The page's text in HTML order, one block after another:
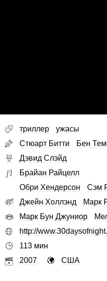
триллер
ужасы
Стюарт Битти
Бен
Дэвид Слэйд
Брайан Райцелл
Обри Хендерсон
Сэм
Джейн Холлэнд
Марк
Марк Бун Джуниор
http://
113 мин
2007
США